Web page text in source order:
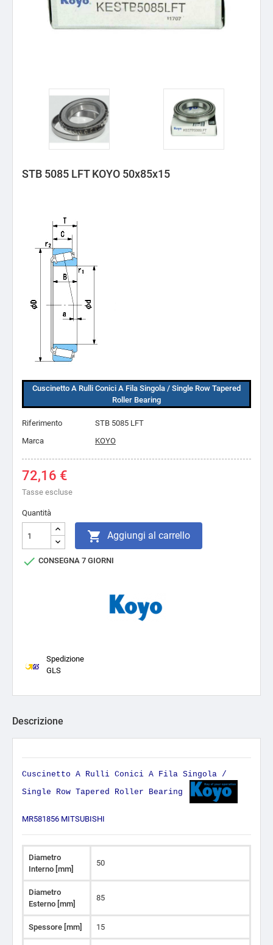
STB 5085 LFT KOYO 50x85x15
Cuscinetto A Rulli Conici A Fila Singola / Single Row Tapered
Roller Bearing
Riferimento
STB 5085 LFT
Marca
KOYO
72,16 €
Tasse escluse
Quantità
 Aggiungi al carrello
 CONSEGNA 7 GIORNI
Spedizione
GLS
Descrizione
Cuscinetto A Rulli Conici A Fila Singola /
Single Row Tapered Roller Bearing
MR581856 MITSUBISHI
Diametro
Interno [mm]
50
Diametro
Esterno [mm]
85
Spessore [mm] 15